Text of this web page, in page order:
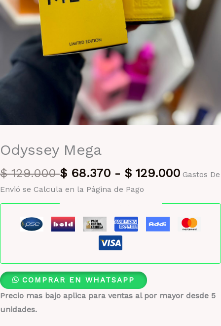
Odyssey Mega
$129.000 $ 68.370 - $ 129.000 Gastos De
Envió se Calcula en la Página de Pago
COMPRAR EN WHATSAPP
Precio mas bajo aplica para ventas al por mayor desde 5
unidades.